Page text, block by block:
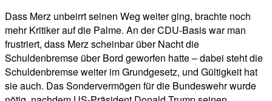
Dass Merz unbeirrt seinen Weg weiter ging, brachte noch
mehr Kritiker auf die Palme. An der CDU-Basis war man
frustriert, dass Merz scheinbar über Nacht die
Schuldenbremse über Bord geworfen hatte – dabei steht die
Schuldenbremse weiter im Grundgesetz, und Gültigkeit hat
sie auch. Das Sondervermögen für die Bundeswehr wurde